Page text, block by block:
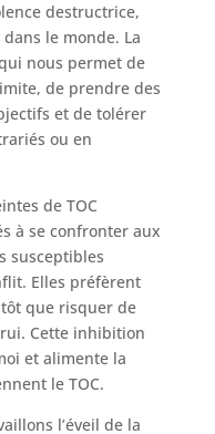
destructrice,
le monde. La
nous permet de
de prendre des
et de tolérer
ou en
de TOC
à se confronter aux
susceptibles
Elles préfèrent
que risquer de
Cette inhibition
et alimente la
le TOC.
l’éveil de la